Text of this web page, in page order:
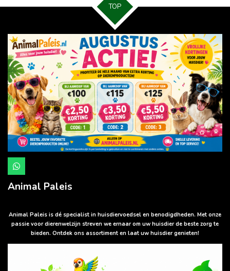
TOP
W
h
a
t
p
p
Animal Paleis
Animal Paleis is dé specialist in huisdiervoedsel en benodigdheden. Met onze
passie voor dierenwelzijn streven we ernaar om uw huisdier de beste zorg te
bieden. Ontdek ons assortiment en laat uw huisdier genieten!